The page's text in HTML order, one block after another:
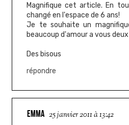
Magnifique cet article. En
changé en l'espace de 6 ans!
Je te souhaite un
beaucoup d'amour a vous
Des bisous
répondre
EMMA 25 janvier 2011 à 13:42